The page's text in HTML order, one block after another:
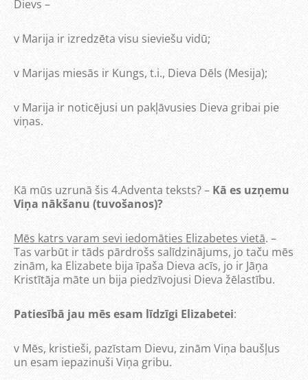
Dievs –
v Marija ir izredzēta visu sieviešu vidū;
v Marijas miesās ir Kungs, t.i., Dieva Dēls (Mesija);
v Marija ir noticējusi un pakļāvusies Dieva gribai pie
viņas.
Kā mūs uzrunā šis 4.Adventa teksts? – Kā es uzņemu
Viņa nākšanu (tuvošanos)?
Mēs katrs varam sevi iedomāties Elizabetes vietā. –
Tas varbūt ir tāds pārdrošs salīdzinājums, jo taču mēs
zinām, ka Elizabete bija īpaša Dieva acīs, jo ir Jāņa
Kristītāja māte un bija piedzīvojusi Dieva žēlastību.
Patiesībā jau mēs esam līdzīgi Elizabetei:
v Mēs, kristieši, pazīstam Dievu, zinām Viņa baušļus
un esam iepazinuši Viņa gribu.